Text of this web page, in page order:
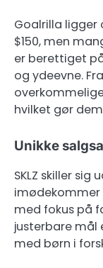
Goalrilla ligger
$150, men
er berettiget
og ydeevne.
hvilket gør
Unikke
SKLZ skiller
med fokus på
justerbare
med børn i